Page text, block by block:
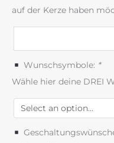
auf der Kerze haben
Wunschsymbole: *
Wähle hier deine DREI